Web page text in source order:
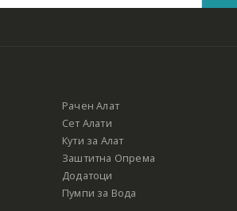
Рачен Алат
Сет Алати
Кути за Алат
Заштитна Опрема
Додатоци
Пумпи за Вода